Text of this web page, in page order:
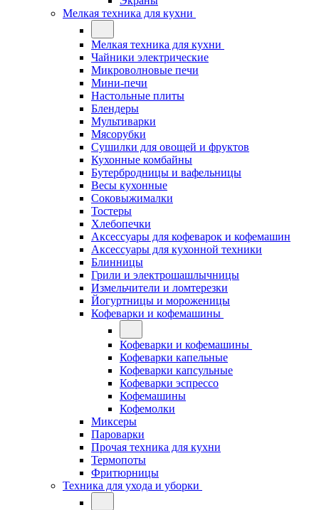
Мелкая техника для кухни
Мелкая техника для кухни
Чайники электрические
Микроволновые печи
Мини-печи
Настольные плиты
Блендеры
Мультиварки
Мясорубки
Сушилки для овощей и фруктов
Кухонные комбайны
Бутербродницы и вафельницы
Весы кухонные
Соковыжималки
Тостеры
Хлебопечки
Аксессуары для кофеварок и кофемашин
Аксессуары для кухонной техники
Блинницы
Грили и электрошашлычницы
Измельчители и ломтерезки
Йогуртницы и мороженицы
Кофеварки и кофемашины
Кофеварки и кофемашины
Кофеварки капельные
Кофеварки капсульные
Кофеварки эспрессо
Кофемашины
Кофемолки
Миксеры
Пароварки
Прочая техника для кухни
Термопоты
Фритюрницы
Техника для ухода и уборки